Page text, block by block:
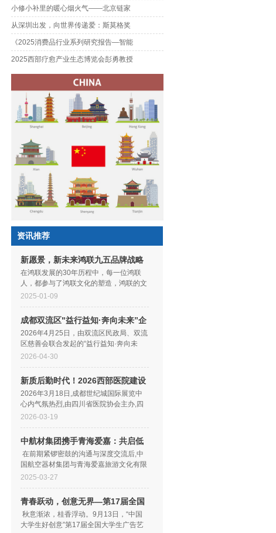
小修小补里的暖心烟火气——北京链家
从深圳出发，向世界传递爱：斯莫格奖
《2025消费品行业系列研究报告—智能
2025西部疗愈产业生态博览会彭勇教授
资讯推荐
新愿景，新未来鸿联九五品牌战略
升级
在鸿联发展的30年历程中，每一位鸿联
人，都参与了鸿联文化的塑造，鸿联的文
化也深刻地影响着每一位鸿联人。30载风
2025-01-09
成都双流区"益行益知·奔向未来”企
业
2026年4月25日，由双流区民政局、双流
区慈善会联合发起的“益行益知·奔向未
来”儿童成长营“企业季”首站活动，在天味
2026-04-30
新质后勤时代！2026西部医院建设
与管
2026年3月18日,成都世纪城国际展览中
心内气氛热烈,由四川省医院协会主办,四
川省医院协会医院后勤支持保障管理分会
2026-03-19
中航材集团携手青海爱嘉：共启低
空经
在前期紧锣密鼓的沟通与深度交流后,中
国航空器材集团与青海爱嘉旅游文化有限
公司正式携手,由中国航空器材集团分公司
2025-03-27
青春跃动，创意无界—第17届全国
大学
秋意渐浓，桂香浮动。9月13日，“中国
大学生好创意”第17届全国大学生广告艺